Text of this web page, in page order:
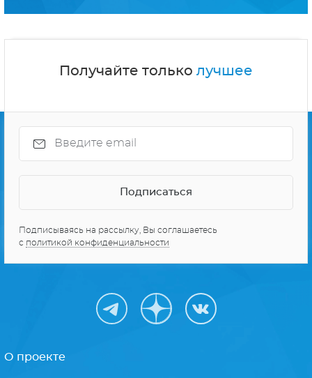
Получайте только лучшее
Подписываясь на рассылку, Вы соглашаетесь
с политикой конфиденциальности
О проекте